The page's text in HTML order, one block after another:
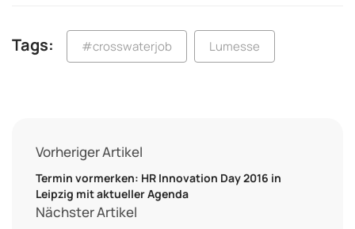
Tags: #crosswaterjob Lumesse
Vorheriger Artikel
Termin vormerken: HR Innovation Day 2016 in
Leipzig mit aktueller Agenda
Nächster Artikel